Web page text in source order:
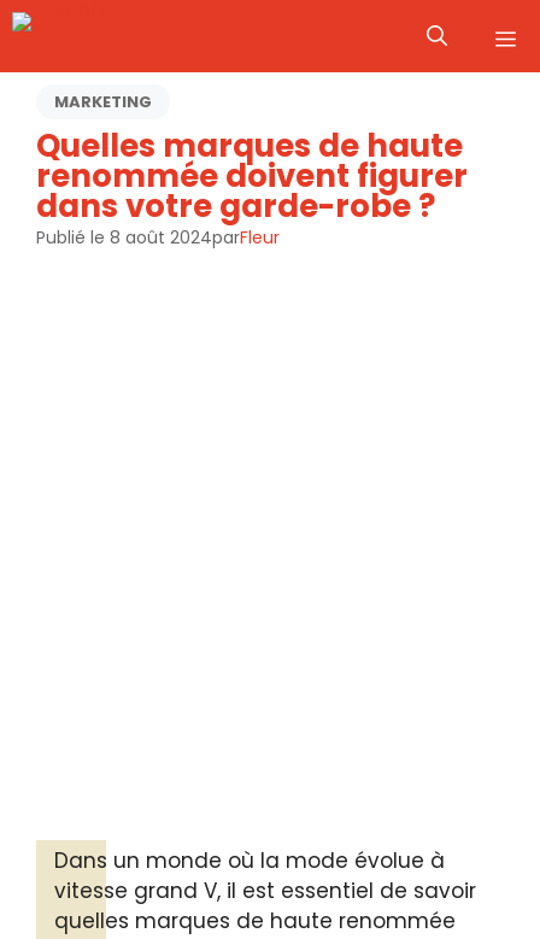
Aller
contenu
MARKETING
Quelles marques de haute
renommée doivent figurer
dans votre garde-robe ?
Publié le 8 août 2024parFleur
Dans un monde où la mode évolue à
vitesse grand V, il est essentiel de savoir
quelles marques de haute renommée